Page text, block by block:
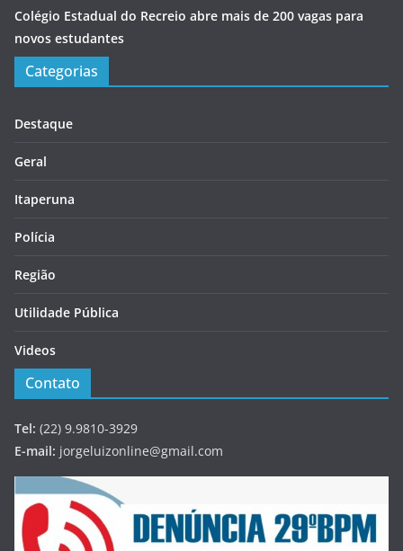
Colégio Estadual do Recreio abre mais de 200 vagas para
novos estudantes
Categorias
Destaque
Geral
Itaperuna
Polícia
Região
Utilidade Pública
Videos
Contato
Tel: (22) 9.9810-3929
E-mail: jorgeluizonline@gmail.com